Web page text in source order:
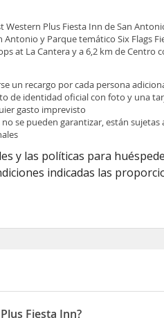
Western Plus Fiesta Inn de San
Antonio y Parque temático Six Flags
at La Cantera y a 6,2 km de Centro
un recargo por cada persona
de identidad oficial con foto y una
gasto imprevisto
no se pueden garantizar, están
y las políticas para
indicadas las
Fiesta Inn?